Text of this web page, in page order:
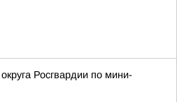
Росгвардии по мини-